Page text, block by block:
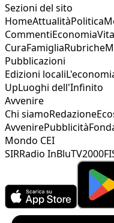
Sezioni del sito
HomeAttualitàPolitica
CommentiEconomia
CuraFamigliaRubriche
Pubblicazioni
Edizioni locali
UpLuoghi dell'Infinito
Avvenire
Chi siamoRedazione
AvvenirePubblicità
Mondo CEI
SIRRadio InBluTV2000